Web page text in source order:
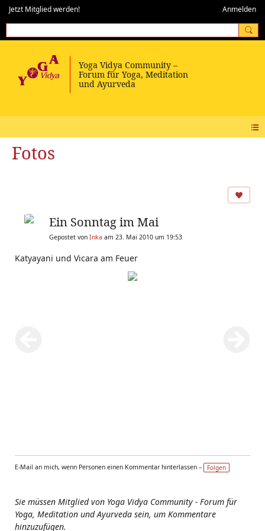
Jetzt Mitglied werden! Anmelden
Fotos
Ein Sonntag im Mai
Gepostet von Inka am 23. Mai 2010 um 19:53
Katyayani und Vicara am Feuer
E-Mail an mich, wenn Personen einen Kommentar hinterlassen – Folgen
Sie müssen Mitglied von Yoga Vidya Community - Forum für
Yoga, Meditation und Ayurveda sein, um Kommentare
hinzuzufügen.